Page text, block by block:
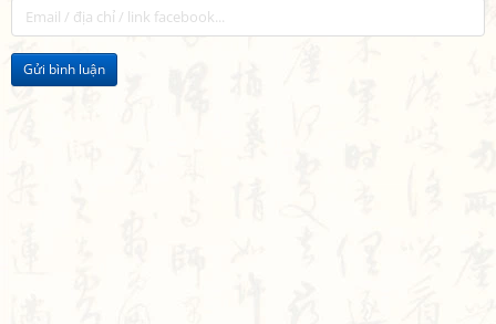
Gửi bình luận